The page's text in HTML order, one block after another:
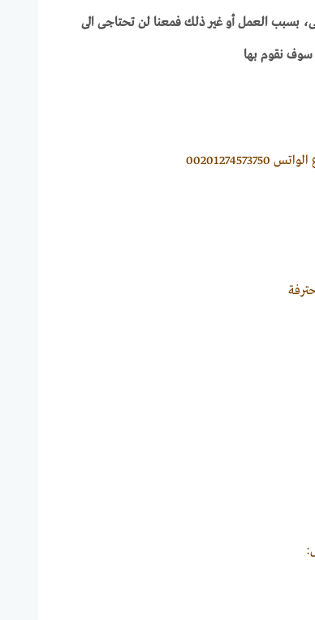
بسبب العمل أو غير ذلك فمعنا لن تحتاجى الى
سوف نقوم بها